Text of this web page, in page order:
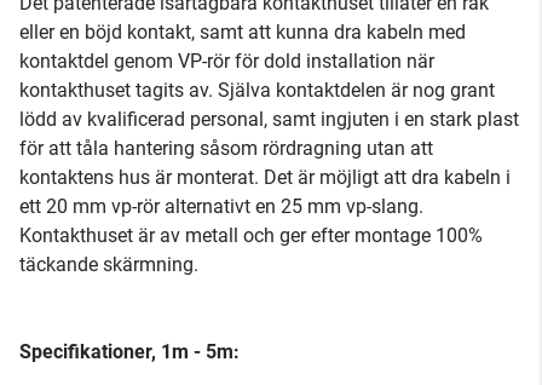
eller en böjd kontakt, samt att kunna dra kabeln med
kontaktdel genom VP-rör för dold installation när
kontakthuset tagits av. Själva kontaktdelen är nog grant
lödd av kvalificerad personal, samt ingjuten i en stark plast
för att tåla hantering såsom rördragning utan att
kontaktens hus är monterat. Det är möjligt att dra kabeln i
ett 20 mm vp-rör alternativt en 25 mm vp-slang.
Kontakthuset är av metall och ger efter montage 100%
täckande skärmning.
Specifikationer, 1m - 5m: